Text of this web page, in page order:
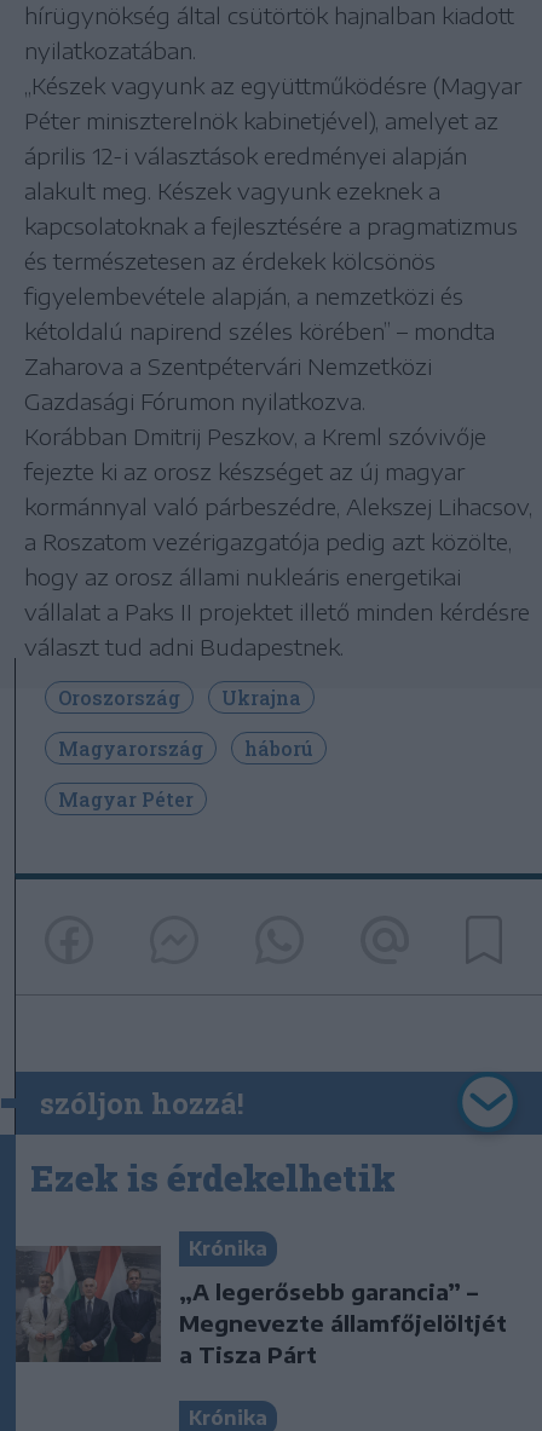
hírügynökség által csütörtök hajnalban kiadott
nyilatkozatában.
„Készek vagyunk az együttműködésre (Magyar
Péter miniszterelnök kabinetjével), amelyet az
április 12-i választások eredményei alapján
alakult meg. Készek vagyunk ezeknek a
kapcsolatoknak a fejlesztésére a pragmatizmus
és természetesen az érdekek kölcsönös
figyelembevétele alapján, a nemzetközi és
kétoldalú napirend széles körében” – mondta
Zaharova a Szentpétervári Nemzetközi
Gazdasági Fórumon nyilatkozva.
Korábban Dmitrij Peszkov, a Kreml szóvivője
fejezte ki az orosz készséget az új magyar
kormánnyal való párbeszédre, Alekszej Lihacsov,
a Roszatom vezérigazgatója pedig azt közölte,
hogy az orosz állami nukleáris energetikai
vállalat a Paks II projektet illető minden kérdésre
választ tud adni Budapestnek.
Oroszország
Ukrajna
Magyarország
háború
Magyar Péter
szóljon hozzá!
Ezek is érdekelhetik
Krónika
„A legerősebb garancia” –
Megnevezte államfőjelöltjét
a Tisza Párt
Krónika